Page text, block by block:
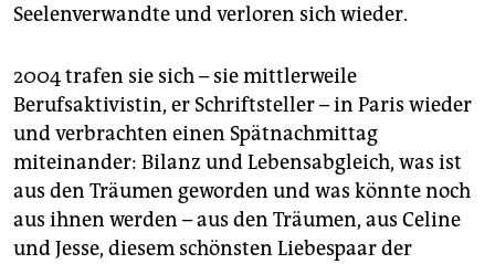
Seelenverwandte und verloren sich wieder.
2004 trafen sie sich – sie mittlerweile
Berufsaktivistin, er Schriftsteller – in Paris wieder
und verbrachten einen Spätnachmittag
miteinander: Bilanz und Lebensabgleich, was ist
aus den Träumen geworden und was könnte noch
aus ihnen werden – aus den Träumen, aus Celine
und Jesse, diesem schönsten Liebespaar der